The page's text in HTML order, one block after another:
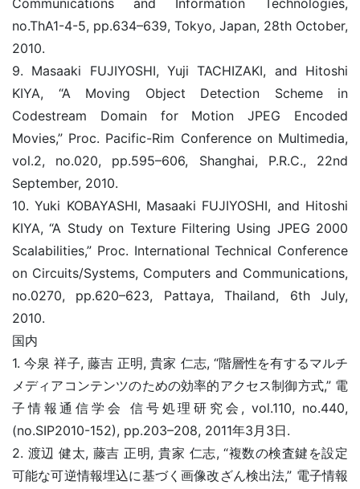
Communications and Information Technologies,
no.ThA1-4-5, pp.634–639, Tokyo, Japan, 28th October,
2010.
9. Masaaki FUJIYOSHI, Yuji TACHIZAKI, and Hitoshi
KIYA, “A Moving Object Detection Scheme in
Codestream Domain for Motion JPEG Encoded
Movies,” Proc. Pacific-Rim Conference on Multimedia,
vol.2, no.020, pp.595–606, Shanghai, P.R.C., 22nd
September, 2010.
10. Yuki KOBAYASHI, Masaaki FUJIYOSHI, and Hitoshi
KIYA, “A Study on Texture Filtering Using JPEG 2000
Scalabilities,” Proc. International Technical Conference
on Circuits/Systems, Computers and Communications,
no.0270, pp.620–623, Pattaya, Thailand, 6th July,
2010.
国内
1. 今泉 祥子, 藤吉 正明, 貴家 仁志, “階層性を有するマルチ
メディアコンテンツのための効率的アクセス制御方式,” 電
子情報通信学会 信号処理研究会, vol.110, no.440,
(no.SIP2010-152), pp.203–208, 2011年3月3日.
2. 渡辺 健太, 藤吉 正明, 貴家 仁志, “複数の検査鍵を設定
可能な可逆情報埋込に基づく画像改ざん検出法,” 電子情報